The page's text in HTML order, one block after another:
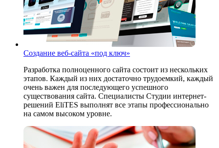
Создание веб-сайта «под ключ»
Разработка полноценного сайта состоит из нескольких
этапов. Каждый из них достаточно трудоемкий, каждый
очень важен для последующего успешного
существования сайта. Специалисты Студии интернет-
решений EliTES выполнят все этапы профессионально
на самом высоком уровне.